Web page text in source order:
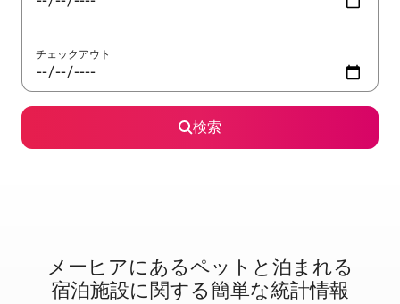
チェックアウト
検索
メーヒアに⁠あ⁠るペ⁠ッ⁠ト⁠と泊⁠ま⁠れ⁠る
宿⁠泊⁠施⁠設⁠に関⁠す⁠る簡⁠単⁠な統⁠計⁠情⁠報